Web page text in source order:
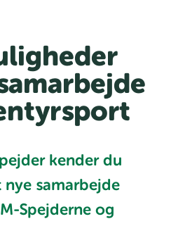
kender du
samarbejde
Spejderne og